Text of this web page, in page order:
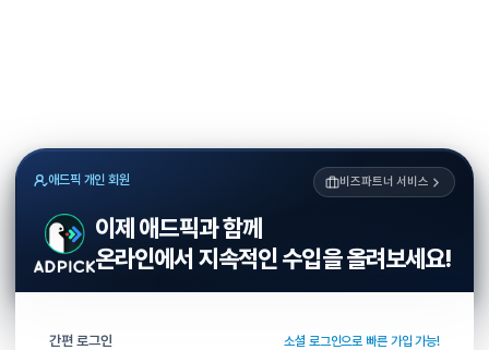
애드픽 개인 회원 비즈파트너 서비스
이제 애드픽과 함께
온라인에서 지속적인 수입을 올려보세요!
간편 로그인 소셜 로그인으로 빠른 가입 가능!